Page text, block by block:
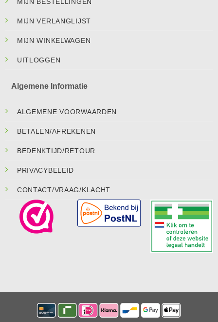
MIJN VERLANGLIJST
MIJN WINKELWAGEN
UITLOGGEN
Algemene Informatie
ALGEMENE VOORWAARDEN
BETALEN/AFREKENEN
BEDENKTIJD/RETOUR
PRIVACYBELEID
CONTACT/VRAAG/KLACHT